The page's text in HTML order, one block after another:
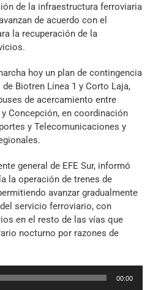
de la infraestructura ferroviaria
de acuerdo con el
la recuperación de la
hoy un plan de contingencia
Biotren Línea 1 y Corto Laja,
de acercamiento entre
Concepción, en coordinación
y Telecomunicaciones y
general de EFE Sur, informó
la operación de trenes de
avanzar gradualmente
servicio ferroviario, con
en el resto de las vías que
nocturno por razones de
00:00